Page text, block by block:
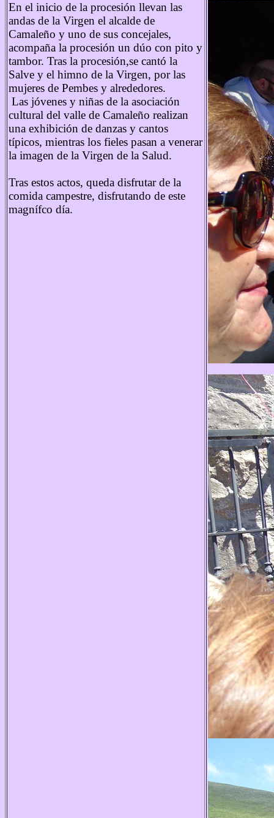
En el inicio de la procesión llevan las
andas de la Virgen el alcalde de
Camaleño y uno de sus concejales,
acompaña la procesión un dúo con pito y
tambor. Tras la procesión,se cantó la
Salve y el himno de la Virgen, por las
mujeres de Pembes y alrededores.
Las jóvenes y niñas de la asociación
cultural del valle de Camaleño realizan
una exhibición de danzas y cantos
típicos, mientras los fieles pasan a venerar
la imagen de la Virgen de la Salud.
Tras estos actos, queda disfrutar de la
comida campestre, disfrutando de este
magnífco día.